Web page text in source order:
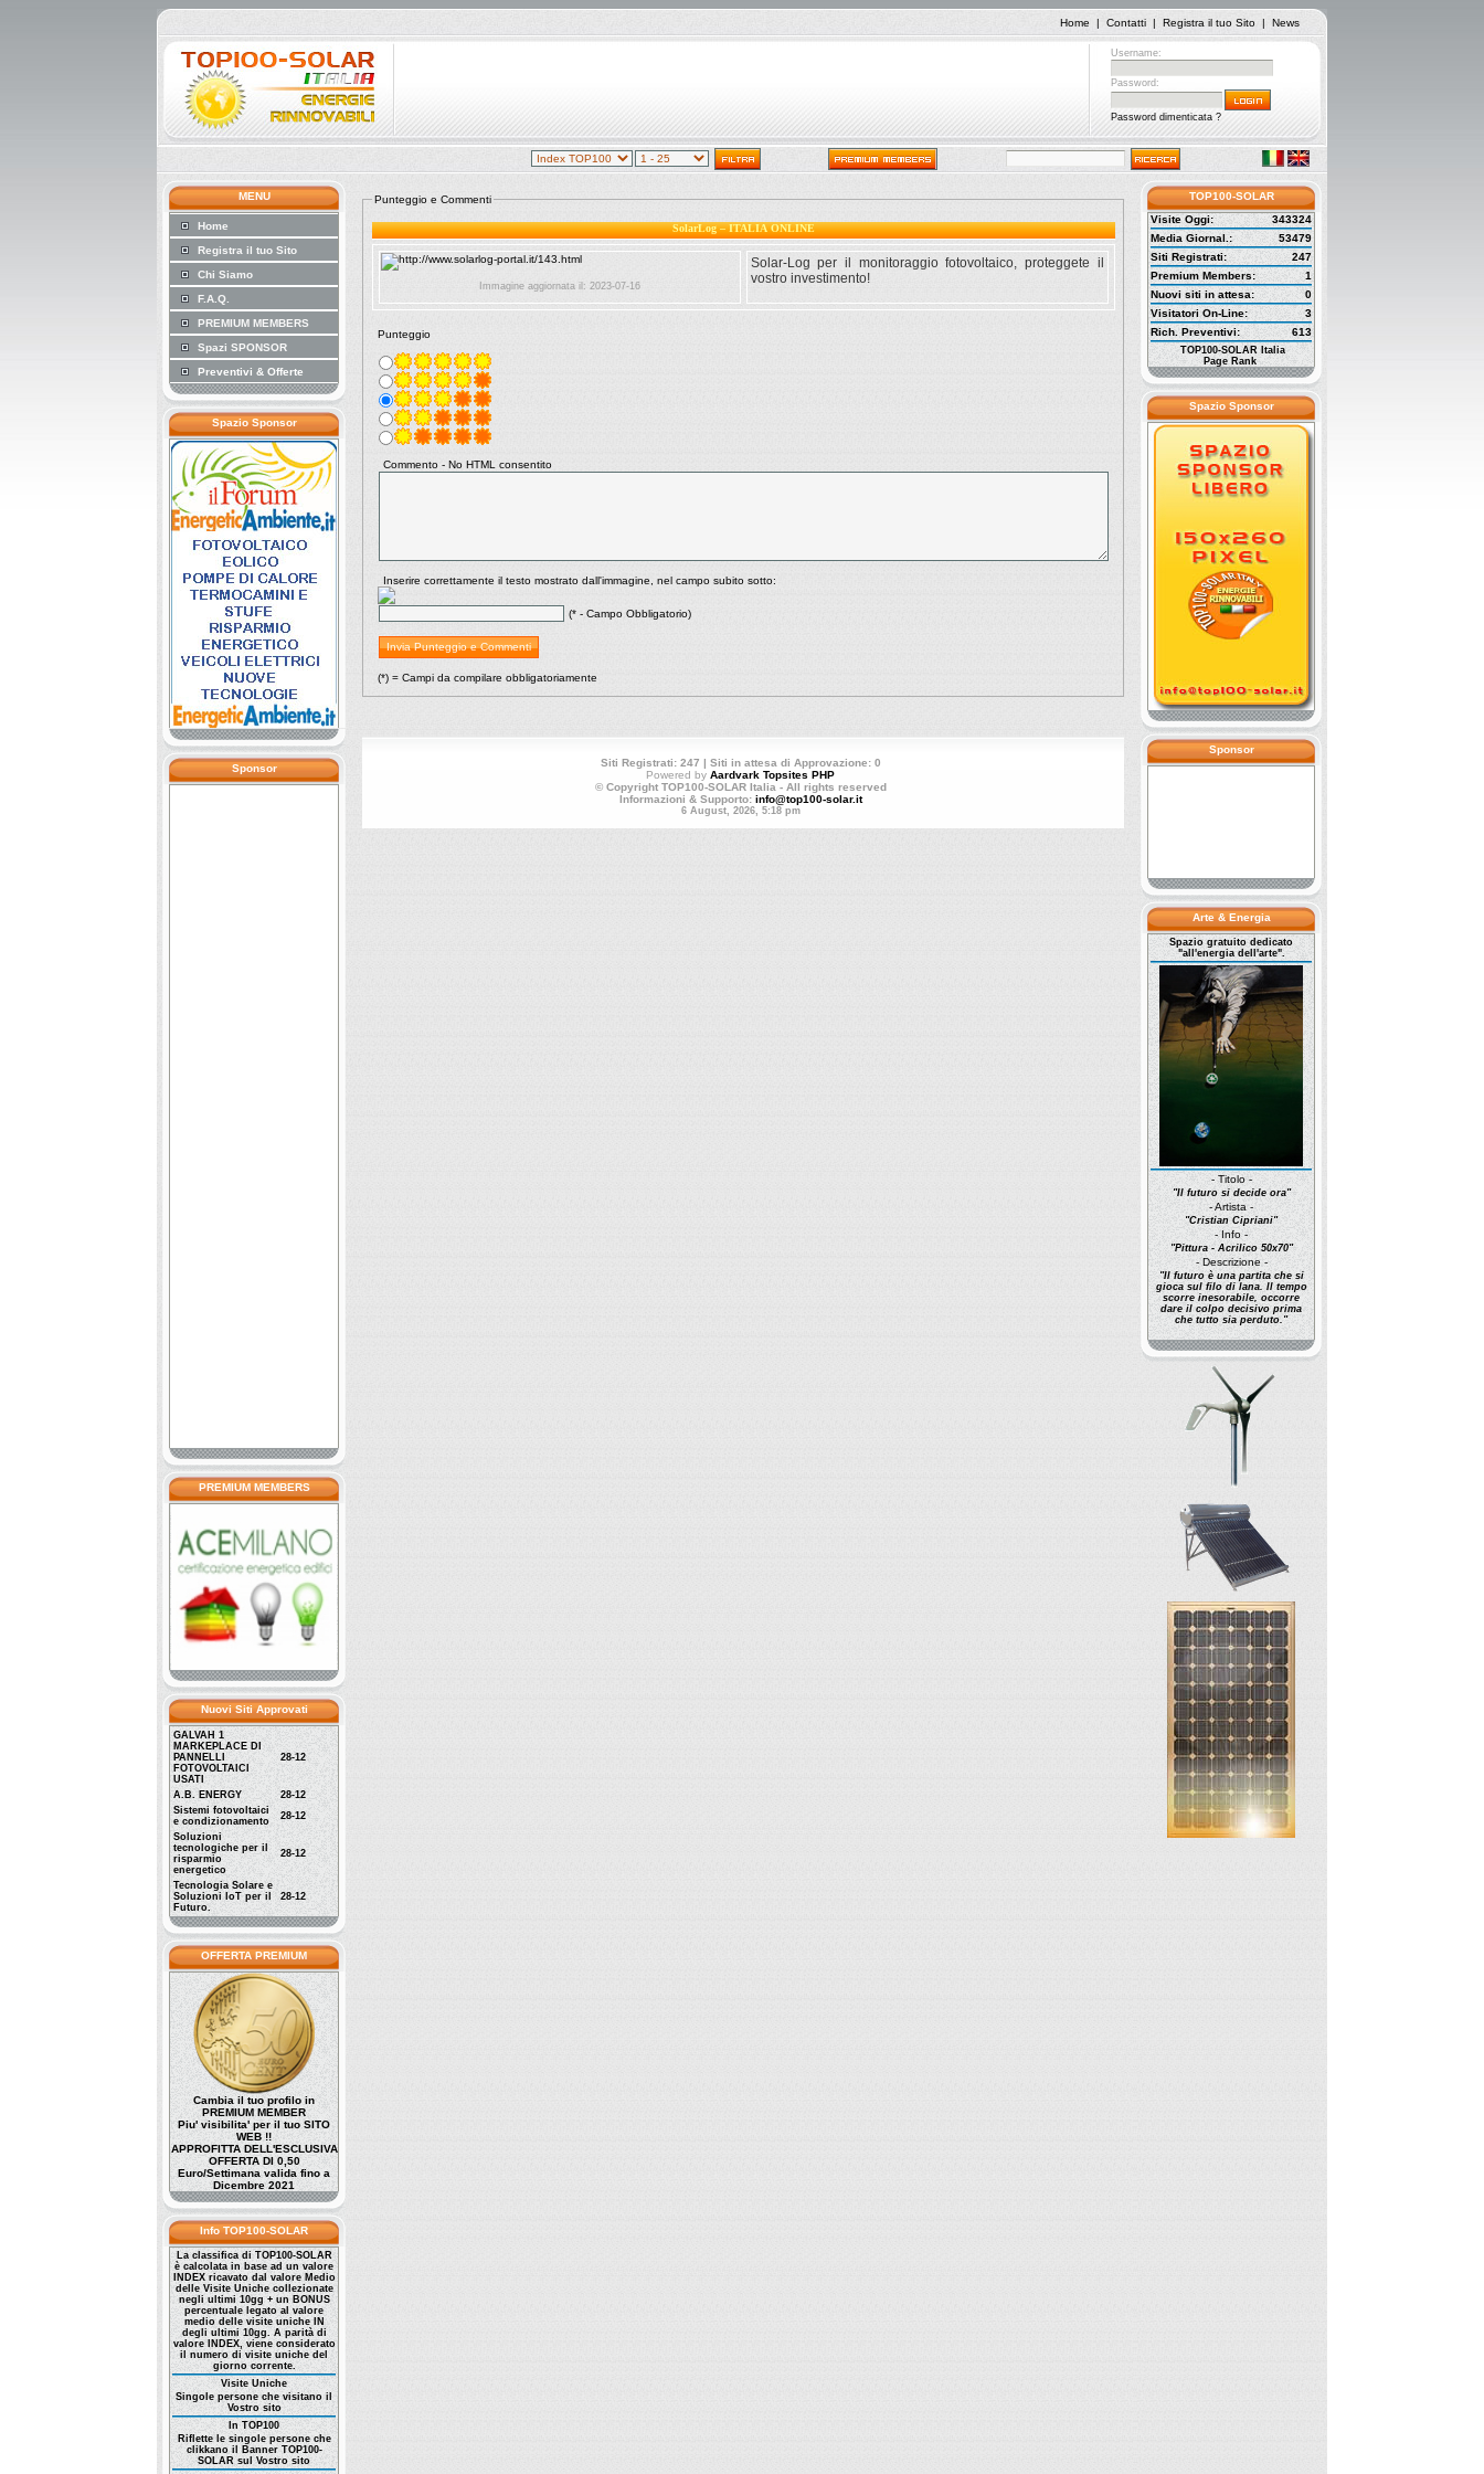
Home | Contatti | Registra il tuo Sito | News
Username:
Password:
Password dimenticata ?
MENU
Home
Registra il tuo Sito
Chi Siamo
F.A.Q.
PREMIUM MEMBERS
Spazi SPONSOR
Preventivi & Offerte
Spazio Sponsor
Sponsor
PREMIUM MEMBERS
Nuovi Siti Approvati
GALVAH 1
MARKEPLACE DI
PANNELLI
FOTOVOLTAICI
USATI
28-12
A.B. ENERGY
28-12
Sistemi fotovoltaici
e condizionamento
28-12
Soluzioni
tecnologiche per il
risparmio
energetico
28-12
Tecnologia Solare e
Soluzioni IoT per il
Futuro.
28-12
OFFERTA PREMIUM
Cambia il tuo profilo in
PREMIUM MEMBER
Piu' visibilita' per il tuo SITO
WEB !!
APPROFITTA DELL'ESCLUSIVA
OFFERTA DI 0,50
Euro/Settimana valida fino a
Dicembre 2021
Info TOP100-SOLAR
La classifica di TOP100-SOLAR
è calcolata in base ad un valore
INDEX ricavato dal valore Medio
delle Visite Uniche collezionate
negli ultimi 10gg + un BONUS
percentuale legato al valore
medio delle visite uniche IN
degli ultimi 10gg. A parità di
valore INDEX, viene considerato
il numero di visite uniche del
giorno corrente.
Visite Uniche
Singole persone che visitano il
Vostro sito
In TOP100
Riflette le singole persone che
clikkano il Banner TOP100-
SOLAR sul Vostro sito
Punteggio e Commenti
SolarLog – ITALIA ONLINE
Immagine aggiornata il: 2023-07-16
Solar-Log per il monitoraggio fotovoltaico, proteggete il
vostro investimento!
Punteggio
Commento - No HTML consentito
Inserire correttamente il testo mostrato dall'immagine, nel campo subito sotto:
(* - Campo Obbligatorio)
(*) = Campi da compilare obbligatoriamente
Siti Registrati: 247 | Siti in attesa di Approvazione: 0
Powered by Aardvark Topsites PHP
© Copyright TOP100-SOLAR Italia - All rights reserved
Informazioni & Supporto: info@top100-solar.it
6 August, 2026, 5:18 pm
TOP100-SOLAR
Visite Oggi:
343324
Media Giornal.:
53479
Siti Registrati:
247
Premium Members:
1
Nuovi siti in attesa:
0
Visitatori On-Line:
3
Rich. Preventivi:
613
TOP100-SOLAR Italia
Page Rank
Spazio Sponsor
Sponsor
Arte & Energia
Spazio gratuito dedicato
"all'energia dell'arte".
- Titolo -
"Il futuro si decide ora"
- Artista -
"Cristian Cipriani"
- Info -
"Pittura - Acrilico 50x70"
- Descrizione -
"Il futuro è una partita che si
gioca sul filo di lana. Il tempo
scorre inesorabile, occorre
dare il colpo decisivo prima
che tutto sia perduto."